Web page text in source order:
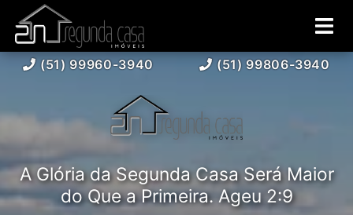
(51) 99960-3940 (51) 99806-3940
A Glória da Segunda Casa Será Maior
do Que a Primeira. Ageu 2:9